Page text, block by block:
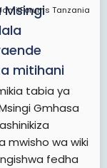
Tanzania
Msingi
mitihani
tabia ya
Gmhasa
mwisho wa wiki
fedha